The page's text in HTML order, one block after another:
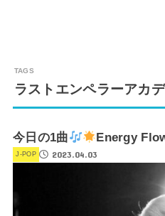
ラストエンペラーアカ
今日の1曲 Energy
J-POP 2023.04.03